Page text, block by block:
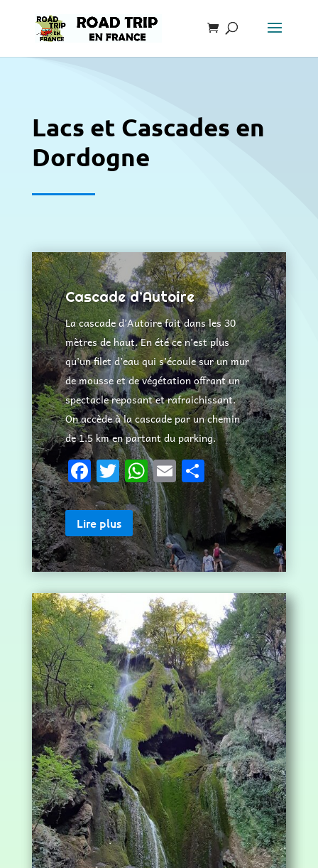
Lacs et Cascades en
Dordogne
Cascade d’Autoire
La cascade d’Autoire fait dans les 30
mètres de haut. En été ce n’est plus
qu’un filet d’eau qui s’écoule sur un mur
de mousse et de végétation offrant un
spectacle reposant et rafraichissant.
On accède à la cascade par un chemin
de 1.5 km en partant du parking.
F
a
c
e
b
o
o
k
T
w
it
te
r
W
h
at
s
A
p
p
E
m
ai
l
P
ar
ta
g
er
Lire plus